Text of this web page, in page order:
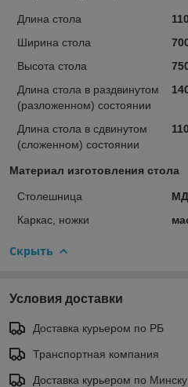
Длина стола
Ширина стола
Высота стола
Длина стола в раздвинутом
(разложенном) состоянии
Длина стола в сдвинутом
(сложенном) состоянии
Материал изготовления стола
Столешница
Каркас, ножки
Скрыть
Условия доставки
Доставка курьером по РБ
Транспортная компания
Доставка курьером по Минску